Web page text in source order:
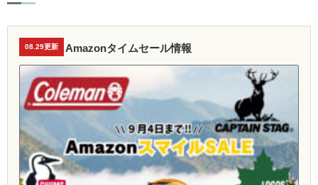
08.29更新 Amazonタイムセール情報